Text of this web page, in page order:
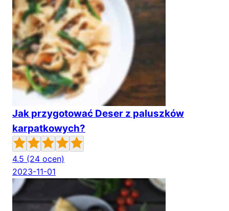
Jak przygotować Deser z paluszków
karpatkowych?
4.5 (24 ocen)
2023-11-01